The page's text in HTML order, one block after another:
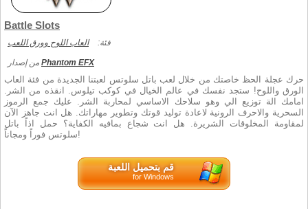
Battle Slots
فئة: العاب اللوح وورق اللعب
Phantom EFX
حرك عجلة الحظ خاصتك من خلال لعب باتل سلوتس لعبتنا الجديدة من فئة العاب
الورق واللوح! ستجد نفسك في عالم الخيال في كوكب تيلوس. انقذه من الشر.
امامك الة توزيع الي وهو سلاحك الاساسي لمحاربة الشر. عليك جمع الرموز
السحرية والاحرف الرونية لاعادة توليد قوتك وتطوير مهاراتك. هل انت جاهز الآن
لمقاومة المخلوقات الشريرة. هل انت شجاع بمافيه الكفاية؟ حمل اذاً باتل
سلوتس فوراً ومجاناً!
قم بتحميل اللعبة
for Windows